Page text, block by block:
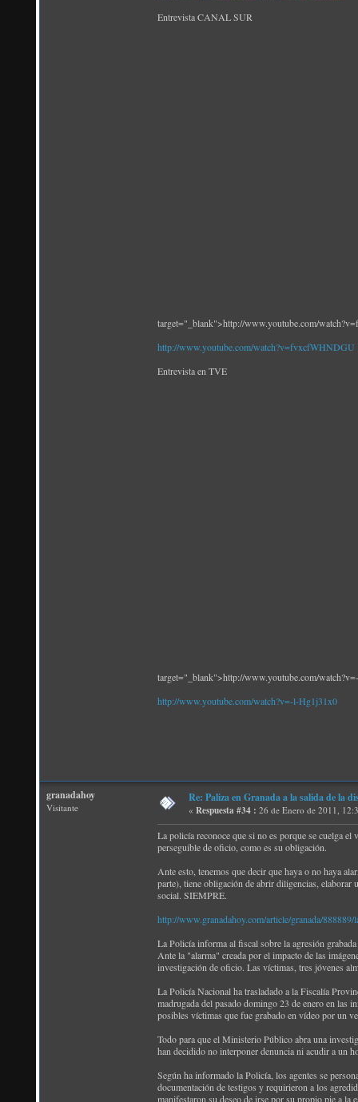
Entrevista CANAL SUR
target="_blank">http://www.youtube.com/
http://www.youtube.com/watch?v=fvxcfWHNDGU
Entrevista en TVE
target="_blank">http://www.youtube.com/
http://www.youtube.com/watch?v=-l-Hg1j31x0
granadahoy
Visitante
Re: Paliza en Granada a la salida de la
« Respuesta #34 : 26 de Enero de 2011,
La policía reconoce que si no es porque se cuelga
perseguible de oficio, como es su obligación.
Ante esto, tenemos que decir que haya o no haya
parte), tiene obligación de abrir diligencias,
social. SIEMPRE.
http://www.granadahoy.com/article/granada/
La Policía informa al fiscal sobre la agresión
Ante la "alarma" creada por el impacto de las
investigación de oficio. Las víctimas, tres jóvenes
La Policía Nacional ha trasladado a la Fiscalía
madrugada del pasado domingo 23 de enero en las
posibles víctimas que fue grabado en vídeo por un
Todo para que el Ministerio Público abra una
han decidido no interponer denuncia ni acudir a un
Según ha informado la Policía, los agentes se
documentación de testigos y requirieron a los
manifestaron su deseo de irse por su propio pie a la